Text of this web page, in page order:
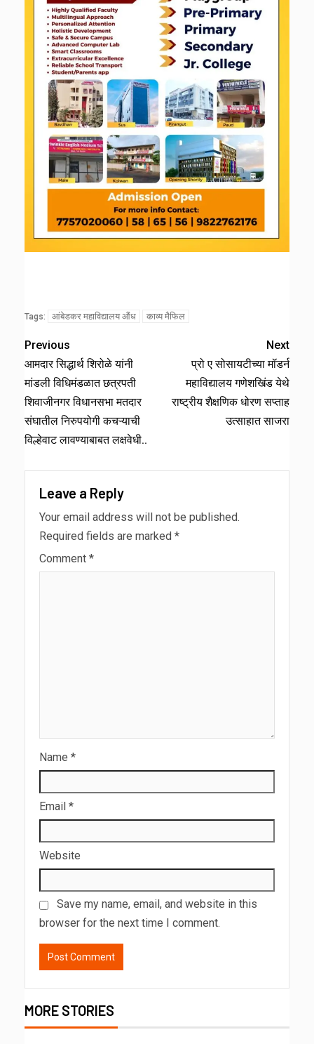
Tags: आंबेडकर महाविद्यालय औंध काव्य मैफिल
Previous
आमदार सिद्धार्थ शिरोळे यांनी
मांडली विधिमंडळात छत्रपती
शिवाजीनगर विधानसभा मतदार
संघातील निरुपयोगी कचऱ्याची
विल्हेवाट लावण्याबाबत लक्षवेधी..
Next
प्रो ए सोसायटीच्या मॉडर्न
महाविद्यालय गणेशखिंड येथे
राष्ट्रीय शैक्षणिक धोरण सप्ताह
उत्साहात साजरा
Leave a Reply
Your email address will not be published.
Required fields are marked *
Comment *
Name *
Email *
Website
Save my name, email, and website in this
browser for the next time I comment.
MORE STORIES